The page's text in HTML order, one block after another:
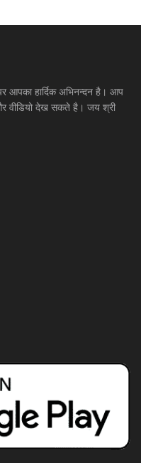
आपका हार्दिक अभिनन्दन है। आप
वीडियो देख सकते है। जय श्री